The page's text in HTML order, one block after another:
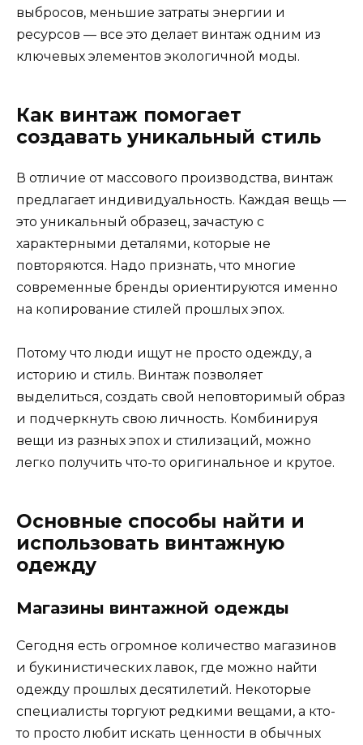
выбросов, меньшие затраты энергии и
ресурсов — все это делает винтаж одним из
ключевых элементов экологичной моды.
Как винтаж помогает
создавать уникальный стиль
В отличие от массового производства, винтаж
предлагает индивидуальность. Каждая вещь —
это уникальный образец, зачастую с
характерными деталями, которые не
повторяются. Надо признать, что многие
современные бренды ориентируются именно
на копирование стилей прошлых эпох.
Потому что люди ищут не просто одежду, а
историю и стиль. Винтаж позволяет
выделиться, создать свой неповторимый образ
и подчеркнуть свою личность. Комбинируя
вещи из разных эпох и стилизаций, можно
легко получить что-то оригинальное и крутое.
Основные способы найти и
использовать винтажную
одежду
Магазины винтажной одежды
Сегодня есть огромное количество магазинов
и букинистических лавок, где можно найти
одежду прошлых десятилетий. Некоторые
специалисты торгуют редкими вещами, а кто-
то просто любит искать ценности в обычных